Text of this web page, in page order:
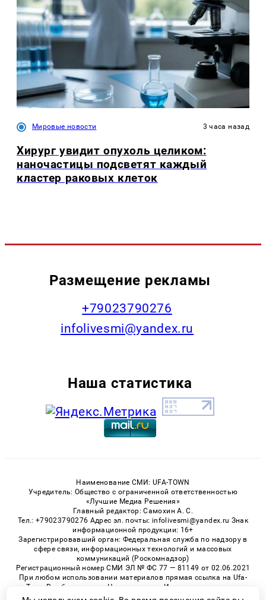
Мировые новости 3 часа назад
Хирург увидит опухоль целиком:
наночастицы подсветят каждый
кластер раковых клеток
Размещение рекламы
+79023790276
infolivesmi@yandex.ru
Наша статистика
Наименование СМИ: UFA-TOWN
Учредитель: Общество с ограниченной ответственностью
«Лучшие Медиа Решения»
Главный редактор: Самохин А. С.
Тел.: +79023790276 Адрес эл. почты: infolivesmi@yandex.ru Знак
информационной продукции: 16+
Зарегистрировавший орган: Федеральная служба по надзору в
сфере связи, информационных технологий и массовых
коммуникаций (Роскомнадзор)
Регистрационный номер СМИ ЭЛ № ФС 77 — 81149 от 02.06.2021
При любом использовании материалов прямая ссылка на Ufa-
Town.Ru обязательна. Цитирование в Интернете возможно
только при наличии письменного разрешения.